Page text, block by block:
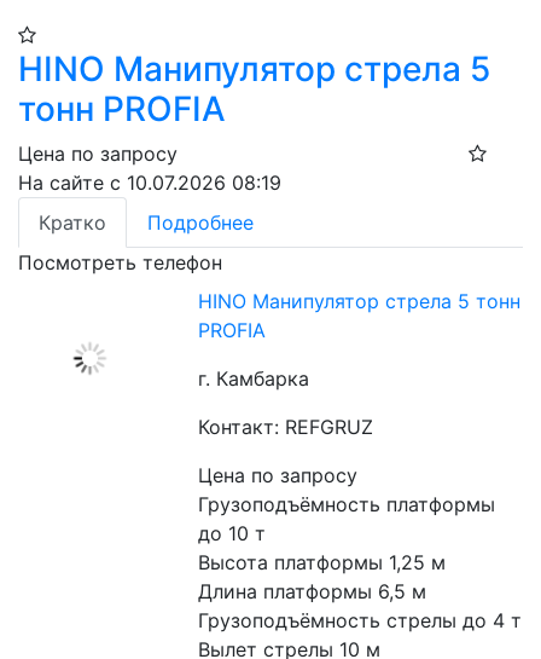
HINO Манипулятор стрела 5
тонн PROFIA
Цена по запросу
На сайте с 10.07.2026 08:19
Кратко
Подробнее
Посмотреть телефон
HINO Манипулятор стрела 5 тонн
PROFIA
г. Камбарка
Контакт: REFGRUZ
Цена по запросу
Грузоподъёмность платформы
до 10 т
Высота платформы 1,25 м
Длина платформы 6,5 м
Грузоподъёмность стрелы до 4 т
Вылет стрелы 10 м